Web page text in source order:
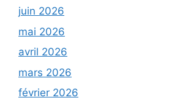
juin 2026
mai 2026
avril 2026
mars 2026
février 2026